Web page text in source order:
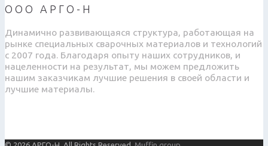
ООО АРГО-Н
Динамично развивающаяся структура, работающая на
рынке специальных сварочных материалов и технологий
с 2007 года. Благодаря опыту наших сотрудников, и
нацеленности на результат, мы можем предложить
нашим заказчикам лучшие решения в своей области и
лучшие материалы.